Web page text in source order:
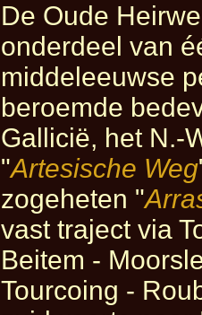
De Oude
onderdeel van
middeleeuwse
beroemde
Gallicië, het N.-
"Artesische Weg
zogeheten "
vast traject via
Beitem -
Tourcoing -